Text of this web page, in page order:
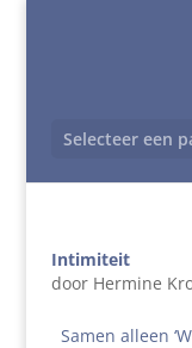
Selecteer een
Intimiteit
door Hermine
Samen alleen